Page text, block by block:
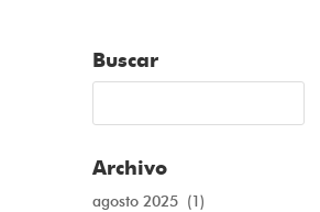
Buscar
Archivo
agosto 2025 (1)